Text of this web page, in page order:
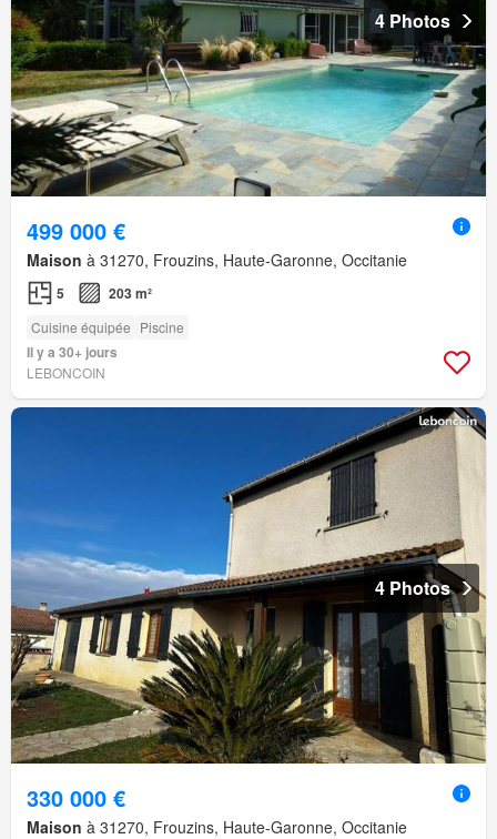
4 Photos
499 000 €
Maison à 31270, Frouzins, Haute-Garonne, Occitanie
5 203 m²
Cuisine équipée Piscine
Il y a 30+ jours
LEBONCOIN
4 Photos
330 000 €
Maison à 31270, Frouzins, Haute-Garonne, Occitanie